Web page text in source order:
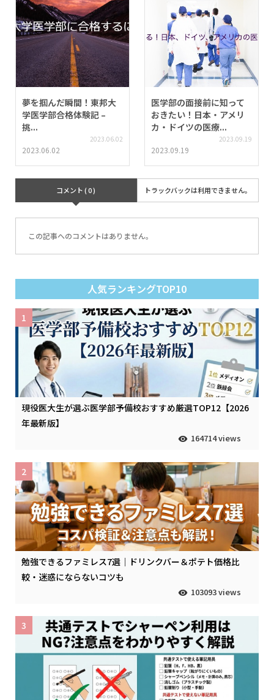
夢を掴んだ瞬間！東邦大
学医学部合格体験記 –
挑...
2023.06.02
2023.06.02
医学部の面接前に知って
おきたい！日本・アメリ
カ・ドイツの医療...
2023.09.19
2023.09.19
コメント ( 0 ) トラックバックは利用できません。
この記事へのコメントはありません。
人気ランキングTOP10
現役医大生が選ぶ医学部予備校おすすめ厳選TOP12【2026
年最新版】
164714 views
1
勉強できるファミレス7選｜ドリンクバー＆ポテト価格比
較・迷惑にならないコツも
103093 views
2
3